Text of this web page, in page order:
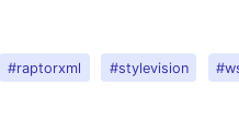
#raptorxml #stylevision